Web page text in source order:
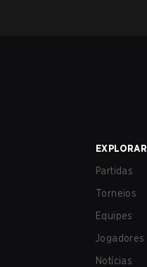
EXPLORAR
Partidas
Torneios
Equipes
Jogadores
Notícias